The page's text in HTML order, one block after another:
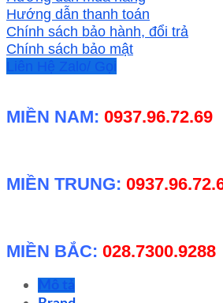
Paragon
PHBFF150L
150W
số
Hướng dẫn thanh toán
Chính sách bảo hành, đổi trả
Chính sách bảo mật
Liên Hệ Zalo/ Gọi
MIỀN NAM: 0937.96.72.69
MIỀN TRUNG:
MIỀN BẮC: 028.7300.9288
Mô tả